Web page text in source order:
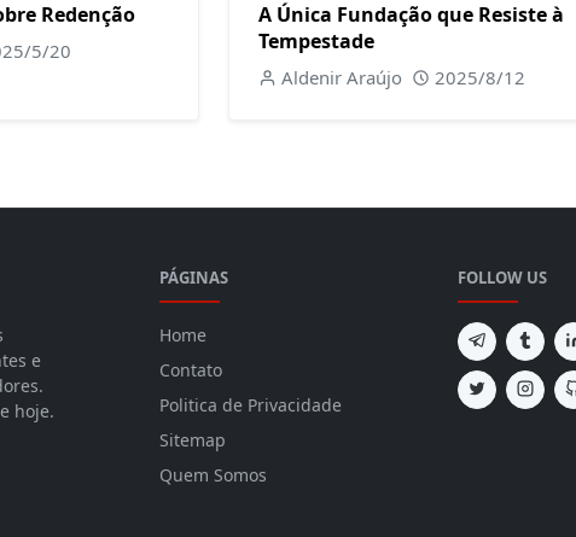
Redenção
5/20
A Única Fundação que Resiste à
Tempestade
Aldenir Araújo 2025/8/12
e
hoje.
PÁGINAS
Home
Contato
Politica de Privacidade
Sitemap
Quem Somos
FOLLOW US